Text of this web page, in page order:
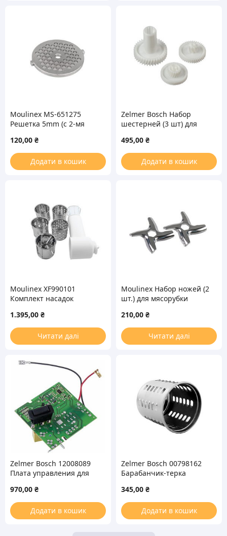
Moulinex MS-651275
Решетка 5mm (с 2-мя
мясорубки
120,00 ₴
Додати в кошик
Zelmer Bosch Набор
шестерней (3 шт) для
00793635, 00793638)
495,00 ₴
Додати в кошик
Moulinex XF990101
Комплект насадок
мясорубки
1.395,00 ₴
Читати далі
Moulinex Набор ножей (2
шт.) для мясорубки
210,00 ₴
Читати далі
Zelmer Bosch 12008089
Плата управления для
(756714)
970,00 ₴
Додати в кошик
Zelmer Bosch 00798162
Барабанчик-терка
86.4050
345,00 ₴
Додати в кошик